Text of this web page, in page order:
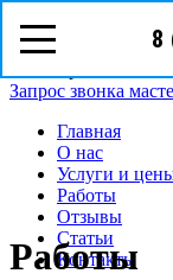
8
8 (846)
Запрос звонка
Главная
О нас
Услуги и
Работы
Отзывы
Статьи
Контакты
Работы